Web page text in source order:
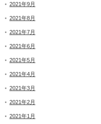
2021年9月
2021年8月
2021年7月
2021年6月
2021年5月
2021年4月
2021年3月
2021年2月
2021年1月